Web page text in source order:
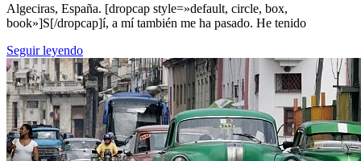
Algeciras, España. [dropcap style=»default, circle, box,
book»]S[/dropcap]í, a mí también me ha pasado. He tenido
Seguir leyendo